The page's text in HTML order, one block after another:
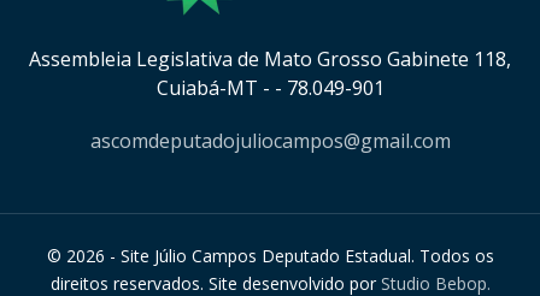
Assembleia Legislativa de Mato Grosso Gabinete 118,
Cuiabá-MT - - 78.049-901
ascomdeputadojuliocampos@gmail.com
© 2026 - Site Júlio Campos Deputado Estadual. Todos os
direitos reservados. Site desenvolvido porStudio Bebop.